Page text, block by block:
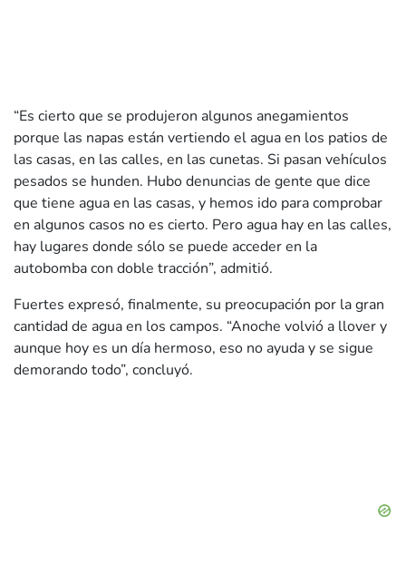
“Es cierto que se produjeron algunos anegamientos
porque las napas están vertiendo el agua en los patios de
las casas, en las calles, en las cunetas. Si pasan vehículos
pesados se hunden. Hubo denuncias de gente que dice
que tiene agua en las casas, y hemos ido para comprobar
en algunos casos no es cierto. Pero agua hay en las calles,
hay lugares donde sólo se puede acceder en la
autobomba con doble tracción”, admitió.
Fuertes expresó, finalmente, su preocupación por la gran
cantidad de agua en los campos. “Anoche volvió a llover y
aunque hoy es un día hermoso, eso no ayuda y se sigue
demorando todo”, concluyó.